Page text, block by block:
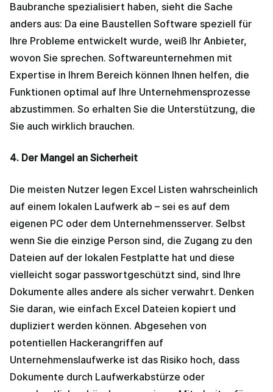
Baubranche spezialisiert haben, sieht die Sache
anders aus: Da eine Baustellen Software speziell für
Ihre Probleme entwickelt wurde, weiß Ihr Anbieter,
wovon Sie sprechen. Softwareunternehmen mit
Expertise in Ihrem Bereich können Ihnen helfen, die
Funktionen optimal auf Ihre Unternehmensprozesse
abzustimmen. So erhalten Sie die Unterstützung, die
Sie auch wirklich brauchen.
4. Der Mangel an Sicherheit
Die meisten Nutzer legen Excel Listen wahrscheinlich
auf einem lokalen Laufwerk ab – sei es auf dem
eigenen PC oder dem Unternehmensserver. Selbst
wenn Sie die einzige Person sind, die Zugang zu den
Dateien auf der lokalen Festplatte hat und diese
vielleicht sogar passwortgeschützt sind, sind Ihre
Dokumente alles andere als sicher verwahrt. Denken
Sie daran, wie einfach Excel Dateien kopiert und
dupliziert werden können. Abgesehen von
potentiellen Hackerangriffen auf
Unternehmenslaufwerke ist das Risiko hoch, dass
Dokumente durch Laufwerkabstürze oder